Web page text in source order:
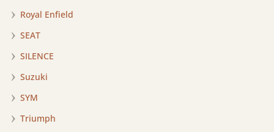
Royal Enfield
SEAT
SILENCE
Suzuki
SYM
Triumph